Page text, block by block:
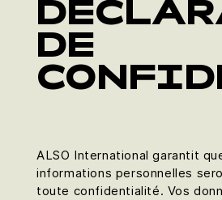
DE
ALSO International garantit
informations personnelles
toute confidentialité. Vos